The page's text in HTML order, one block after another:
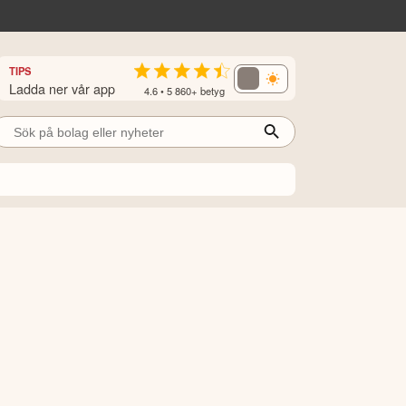
TIPS
Ladda ner vår app 4.6 • 5 860+ betyg